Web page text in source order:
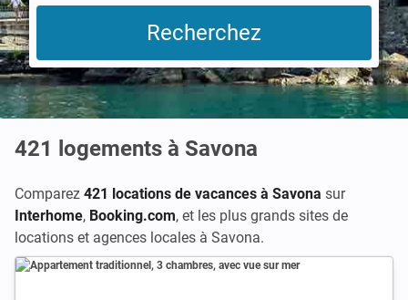
421 logements à Savona
Comparez 421 locations de vacances à Savona sur
Interhome, Booking.com, et les plus grands sites de
locations et agences locales à Savona.